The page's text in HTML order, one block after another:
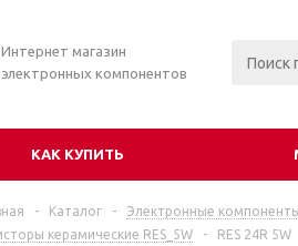
Интернет магазин
электронных компонентов
КАК КУПИТЬ
- Каталог - Электронные
керамические RES_5W
- RES 24R 5W